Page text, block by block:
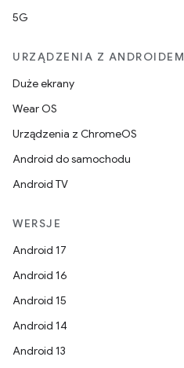
5G
URZĄDZENIA Z ANDROIDEM
Duże ekrany
Wear OS
Urządzenia z ChromeOS
Android do samochodu
Android TV
WERSJE
Android 17
Android 16
Android 15
Android 14
Android 13